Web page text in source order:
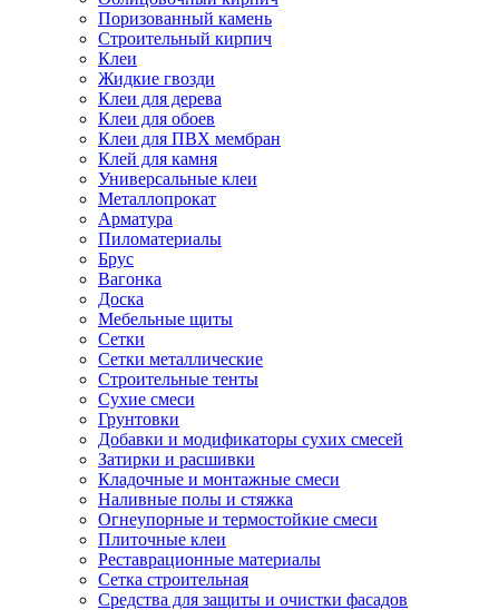
Поризованный камень
Строительный кирпич
Клеи
Жидкие гвозди
Клеи для дерева
Клеи для обоев
Клеи для ПВХ мембран
Клей для камня
Универсальные клеи
Металлопрокат
Арматура
Пиломатериалы
Брус
Вагонка
Доска
Мебельные щиты
Сетки
Сетки металлические
Строительные тенты
Сухие смеси
Грунтовки
Добавки и модификаторы сухих смесей
Затирки и расшивки
Кладочные и монтажные смеси
Наливные полы и стяжка
Огнеупорные и термостойкие смеси
Плиточные клеи
Реставрационные материалы
Сетка строительная
Средства для защиты и очистки фасадов